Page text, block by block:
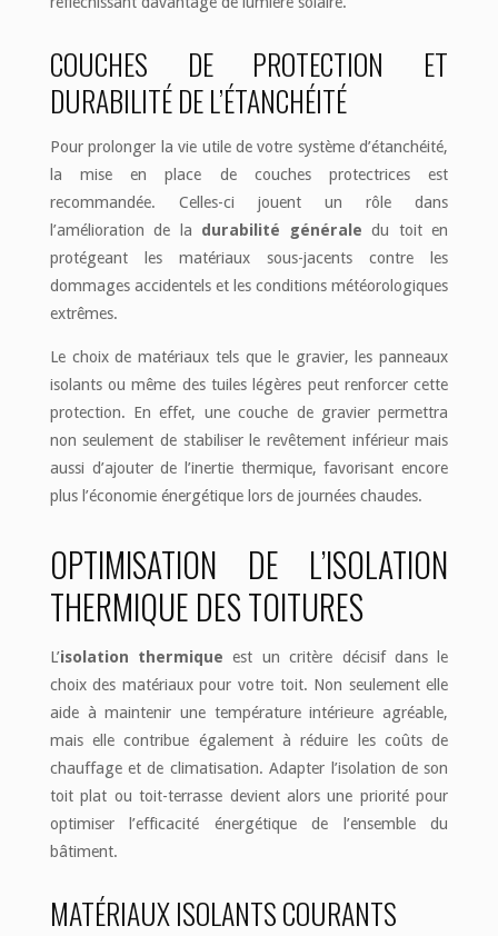
COUCHES DE PROTECTION ET
DURABILITÉ DE L’ÉTANCHÉITÉ
Pour prolonger la vie utile de votre système d’étanchéité,
la mise en place de couches protectrices est
recommandée. Celles-ci jouent un rôle dans
l’amélioration de la durabilité générale du toit en
protégeant les matériaux sous-jacents contre les
dommages accidentels et les conditions météorologiques
extrêmes.
Le choix de matériaux tels que le gravier, les panneaux
isolants ou même des tuiles légères peut renforcer cette
protection. En effet, une couche de gravier permettra
non seulement de stabiliser le revêtement inférieur mais
aussi d’ajouter de l’inertie thermique, favorisant encore
plus l’économie énergétique lors de journées chaudes.
OPTIMISATION DE L’ISOLATION
THERMIQUE DES TOITURES
L’isolation thermique est un critère décisif dans le
choix des matériaux pour votre toit. Non seulement elle
aide à maintenir une température intérieure agréable,
mais elle contribue également à réduire les coûts de
chauffage et de climatisation. Adapter l’isolation de son
toit plat ou toit-terrasse devient alors une priorité pour
optimiser l’efficacité énergétique de l’ensemble du
bâtiment.
MATÉRIAUX ISOLANTS COURANTS